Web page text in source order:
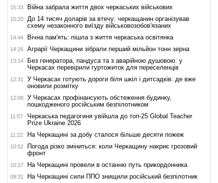
15:33 Війна забрала життя двох черкаських військових
15:20
До 14 тисяч доларів за втечу: черкащанин організував
схему незаконного виїзду військовозобов'язаних
14:44 Вічна пам'ять: пішла з життя черкаська освітянка
14:26 Аграрії Черкащини зібрали перший мільйон тонн зерна
13:14
Без генератора, пандуса та з аварійною душовою: у
Черкасах перевірили гуртожиток для переселенців
12:31
У Черкасах готують дороги біля шкіл і дитсадків: де вже
оновили розмітку
12:08
У Черкасах профінансують обстеження будинку,
пошкодженого російським безпілотником
11:57
Черкаська педагогиня увійшла до топ-25 Global Teacher
Prize Ukraine 2026
11:22 На Черкащині за добу сталося більше десяти пожеж
10:52
Погода різко зміниться: коли Черкащину накриє грозовий
фронт
10:17 На Черкащині провели в останню путь прикордонника
09:31 На Черкащині сили ППО знищили російський безпілотник